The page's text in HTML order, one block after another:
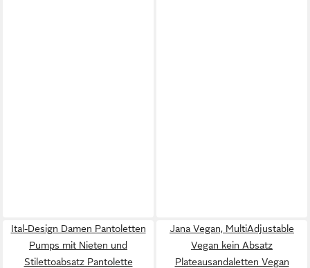
Ital-Design Damen Pantoletten
Pumps mit Nieten und
Stilettoabsatz Pantolette
Jana Vegan, MultiAdjustable
Vegan kein Absatz
Plateausandaletten Vegan